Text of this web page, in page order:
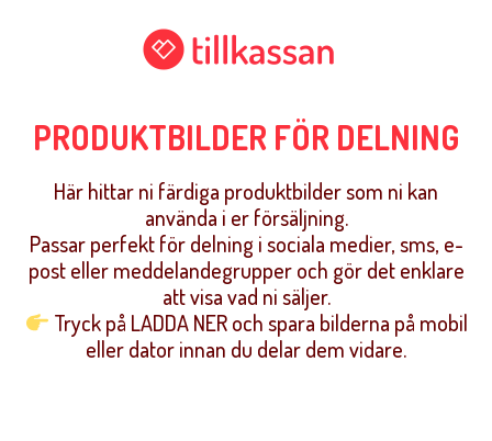
PRODUKTBILDER FÖR DELNING
Här hittar ni färdiga produktbilder som ni kan
använda i er försäljning.
Passar perfekt för delning i sociala medier, sms, e-
post eller meddelandegrupper och gör det enklare
att visa vad ni säljer.
Tryck på LADDA NER och spara bilderna på mobil
eller dator innan du delar dem vidare.